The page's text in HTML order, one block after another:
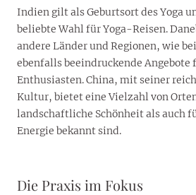
Indien gilt als Geburtsort des Yoga
beliebte Wahl für Yoga-Reisen.
andere Länder und Regionen, wie
ebenfalls beeindruckende Angebote
Enthusiasten. China, mit seiner
Kultur, bietet eine Vielzahl von
landschaftliche Schönheit als auch
Energie bekannt sind.
Die Praxis im Fokus